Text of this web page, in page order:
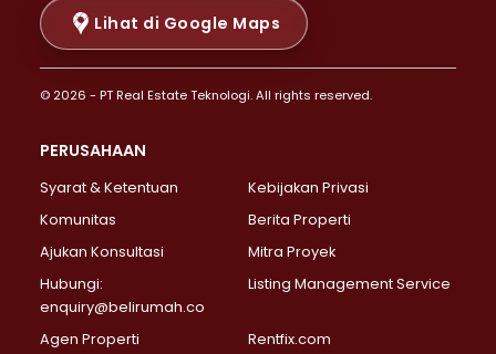
Properti Dijual di Kramat >
Properti Dijual di Pasar Baru >
Properti Dijual di Bendungan Hilir >
Properti Dijual di Jakarta Selatan >
Properti Dijual di Lebak Bulus >
Properti Dijual di Gandaria Selatan >
Properti Dijual di Pondok Labu >
Properti Dijual di Lenteng Agung >
Properti Dijual di Senayan >
Properti Dijual di Pondok Pinang >
Lihat di Google Maps
© 2026 - PT Real Estate Teknologi. All rights reserved.
PERUSAHAAN
Syarat & Ketentuan
Kebijakan Privasi
Komunitas
Berita Properti
Ajukan Konsultasi
Mitra Proyek
Hubungi:
enquiry@belirumah.co
Listing Management Service
Agen Properti Rentfix.com